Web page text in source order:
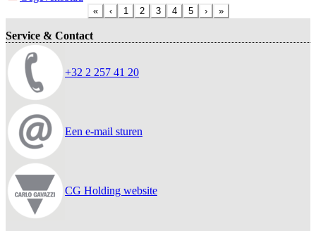
« ‹ 1 2 3 4 5 › »
Service & Contact
+32 2 257 41 20
Een e-mail sturen
CG Holding website